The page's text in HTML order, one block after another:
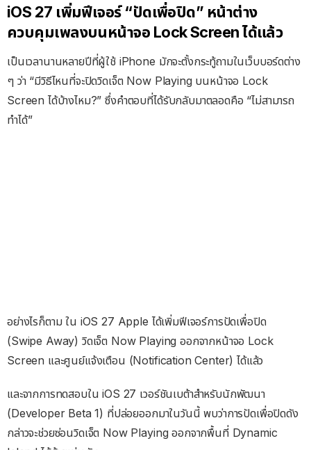
iOS 27 เพิ่มฟีเจอร์ “ปัดเพื่อปิด” หน้าต่าง
ควบคุมเพลงบนหน้าจอ Lock Screen ได้แล้ว
เป็นเวลานานหลายปีที่ผู้ใช้ iPhone มักจะตั้งกระทู้ถามในเว็บบอร์ดต่าง
ๆ ว่า “มีวิธีไหนที่จะปิดวิดเจ็ต Now Playing บนหน้าจอ Lock
Screen ได้บ้างไหม?” ซึ่งคำตอบที่ได้รับกลับมาตลอดคือ “ไม่สามารถ
ทำได้”
อย่างไรก็ตาม ใน iOS 27 Apple ได้เพิ่มฟีเจอร์การปัดเพื่อปิด
(Swipe Away) วิดเจ็ต Now Playing ออกจากหน้าจอ Lock
Screen และศูนย์แจ้งเตือน (Notification Center) ได้แล้ว
และจากการทดสอบใน iOS 27 เวอร์ชันเบต้าสำหรับนักพัฒนา
(Developer Beta 1) ที่ปล่อยออกมาในวันนี้ พบว่าการปัดเพื่อปิดดัง
กล่าวจะช่วยซ่อนวิดเจ็ต Now Playing ออกจากพื้นที่ Dynamic